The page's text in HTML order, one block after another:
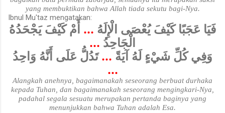
yang membuktikan bahwa Allah tiada sekutu bagi-Nya.
Ibnul Mu'taz mengatakan:
فَيَا عَجَبًا كَيْفَ يُعْصَى الْإِلَهُ ... أَمْ كَيْفَ يَجْحَدُهُ
الْجَاحِدُ ...
وَفِي كُلِّ شَيْءٍ لَهُ آيَةً ...تَدُلُّ عَلَى أَنَّهُ وَاحِدُ
...
Alangkah anehnya, bagaimanakah seseorang berbuat durhaka
kepada Tuhan, dan bagaimanakah seseorang mengingkari-Nya,
padahal segala sesuatu merupakan pertanda baginya yang
menunjukkan bahwa Tuhan adalah Esa.